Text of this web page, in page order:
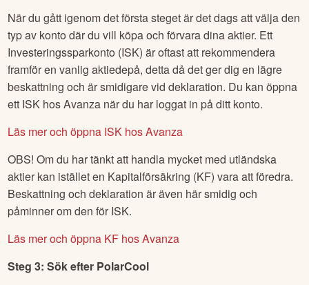
När du gått igenom det första steget är det dags att välja den
typ av konto där du vill köpa och förvara dina aktier. Ett
Investeringssparkonto (ISK) är oftast att rekommendera
framför en vanlig aktiedepå, detta då det ger dig en lägre
beskattning och är smidigare vid deklaration. Du kan öppna
ett ISK hos Avanza när du har loggat in på ditt konto.
Läs mer och öppna ISK hos Avanza
OBS! Om du har tänkt att handla mycket med utländska
aktier kan istället en Kapitalförsäkring (KF) vara att föredra.
Beskattning och deklaration är även här smidig och
påminner om den för ISK.
Läs mer och öppna KF hos Avanza
Steg 3: Sök efter PolarCool